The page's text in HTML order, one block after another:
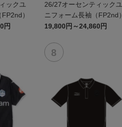
ックユ
）
円
26/27オーセンティックユ
ニフォーム長袖（FP2nd）
19,800円～24,860円